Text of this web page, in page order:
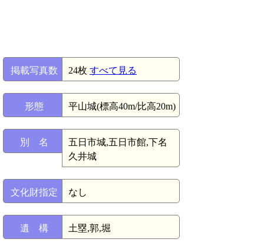
掲載写真数 24枚 すべて見る
形態 平山城(標高40m/比高20m)
別 名
五日市城,五日市館,下名
久井城
文化財指定 なし
遺 構 土塁,郭,堀